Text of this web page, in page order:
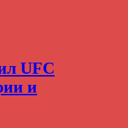
UFC
и